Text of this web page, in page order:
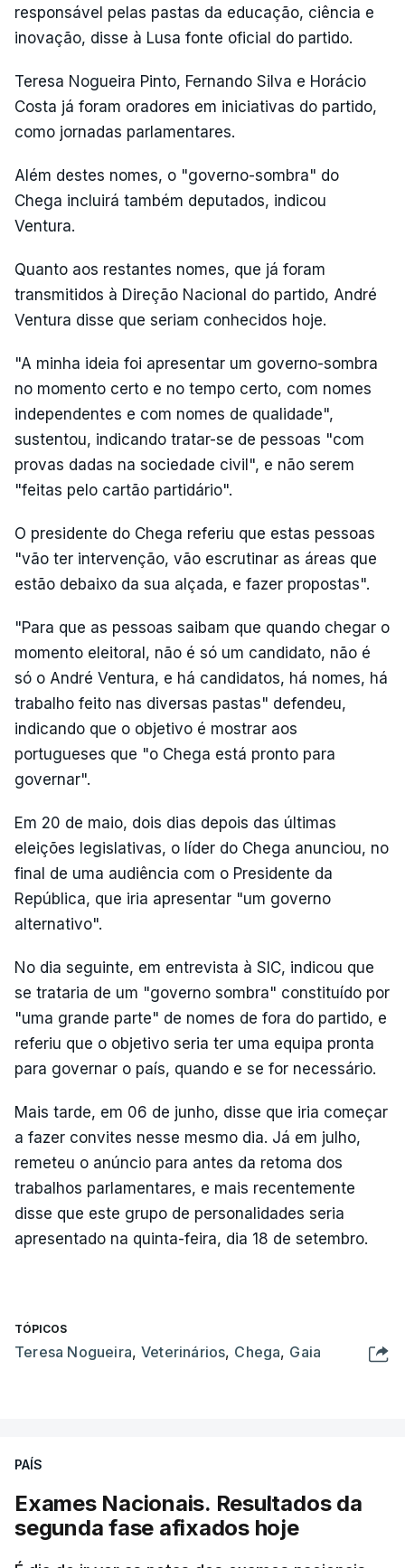
responsável pelas pastas da educação, ciência e
inovação, disse à Lusa fonte oficial do partido.
Teresa Nogueira Pinto, Fernando Silva e Horácio
Costa já foram oradores em iniciativas do partido,
como jornadas parlamentares.
Além destes nomes, o "governo-sombra" do
Chega incluirá também deputados, indicou
Ventura.
Quanto aos restantes nomes, que já foram
transmitidos à Direção Nacional do partido, André
Ventura disse que seriam conhecidos hoje.
"A minha ideia foi apresentar um governo-sombra
no momento certo e no tempo certo, com nomes
independentes e com nomes de qualidade",
sustentou, indicando tratar-se de pessoas "com
provas dadas na sociedade civil", e não serem
"feitas pelo cartão partidário".
O presidente do Chega referiu que estas pessoas
"vão ter intervenção, vão escrutinar as áreas que
estão debaixo da sua alçada, e fazer propostas".
"Para que as pessoas saibam que quando chegar o
momento eleitoral, não é só um candidato, não é
só o André Ventura, e há candidatos, há nomes, há
trabalho feito nas diversas pastas" defendeu,
indicando que o objetivo é mostrar aos
portugueses que "o Chega está pronto para
governar".
Em 20 de maio, dois dias depois das últimas
eleições legislativas, o líder do Chega anunciou, no
final de uma audiência com o Presidente da
República, que iria apresentar "um governo
alternativo".
No dia seguinte, em entrevista à SIC, indicou que
se trataria de um "governo sombra" constituído por
"uma grande parte" de nomes de fora do partido, e
referiu que o objetivo seria ter uma equipa pronta
para governar o país, quando e se for necessário.
Mais tarde, em 06 de junho, disse que iria começar
a fazer convites nesse mesmo dia. Já em julho,
remeteu o anúncio para antes da retoma dos
trabalhos parlamentares, e mais recentemente
disse que este grupo de personalidades seria
apresentado na quinta-feira, dia 18 de setembro.
TÓPICOS
Teresa Nogueira, Veterinários, Chega, Gaia
PAÍS
Exames Nacionais. Resultados da
segunda fase afixados hoje